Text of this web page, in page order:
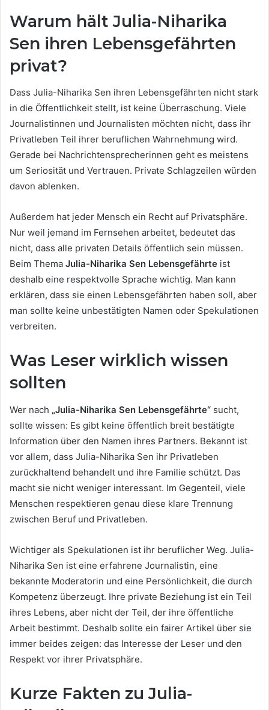
Warum hält Julia-Niharika
Sen ihren Lebensgefährten
privat?
Dass Julia-Niharika Sen ihren Lebensgefährten nicht stark
in die Öffentlichkeit stellt, ist keine Überraschung. Viele
Journalistinnen und Journalisten möchten nicht, dass ihr
Privatleben Teil ihrer beruflichen Wahrnehmung wird.
Gerade bei Nachrichtensprecherinnen geht es meistens
um Seriosität und Vertrauen. Private Schlagzeilen würden
davon ablenken.
Außerdem hat jeder Mensch ein Recht auf Privatsphäre.
Nur weil jemand im Fernsehen arbeitet, bedeutet das
nicht, dass alle privaten Details öffentlich sein müssen.
Beim Thema Julia-Niharika Sen Lebensgefährte ist
deshalb eine respektvolle Sprache wichtig. Man kann
erklären, dass sie einen Lebensgefährten haben soll, aber
man sollte keine unbestätigten Namen oder Spekulationen
verbreiten.
Was Leser wirklich wissen
sollten
Wer nach „Julia-Niharika Sen Lebensgefährte“ sucht,
sollte wissen: Es gibt keine öffentlich breit bestätigte
Information über den Namen ihres Partners. Bekannt ist
vor allem, dass Julia-Niharika Sen ihr Privatleben
zurückhaltend behandelt und ihre Familie schützt. Das
macht sie nicht weniger interessant. Im Gegenteil, viele
Menschen respektieren genau diese klare Trennung
zwischen Beruf und Privatleben.
Wichtiger als Spekulationen ist ihr beruflicher Weg. Julia-
Niharika Sen ist eine erfahrene Journalistin, eine
bekannte Moderatorin und eine Persönlichkeit, die durch
Kompetenz überzeugt. Ihre private Beziehung ist ein Teil
ihres Lebens, aber nicht der Teil, der ihre öffentliche
Arbeit bestimmt. Deshalb sollte ein fairer Artikel über sie
immer beides zeigen: das Interesse der Leser und den
Respekt vor ihrer Privatsphäre.
Kurze Fakten zu Julia-